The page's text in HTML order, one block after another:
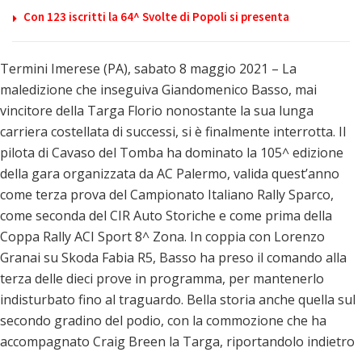
Con 123 iscritti la 64^ Svolte di Popoli si presenta
Termini Imerese (PA), sabato 8 maggio 2021 – La
maledizione che inseguiva Giandomenico Basso, mai
vincitore della Targa Florio nonostante la sua lunga
carriera costellata di successi, si è finalmente interrotta. Il
pilota di Cavaso del Tomba ha dominato la 105^ edizione
della gara organizzata da AC Palermo, valida quest’anno
come terza prova del Campionato Italiano Rally Sparco,
come seconda del CIR Auto Storiche e come prima della
Coppa Rally ACI Sport 8^ Zona. In coppia con Lorenzo
Granai su Skoda Fabia R5, Basso ha preso il comando alla
terza delle dieci prove in programma, per mantenerlo
indisturbato fino al traguardo. Bella storia anche quella sul
secondo gradino del podio, con la commozione che ha
accompagnato Craig Breen la Targa, riportandolo indietro